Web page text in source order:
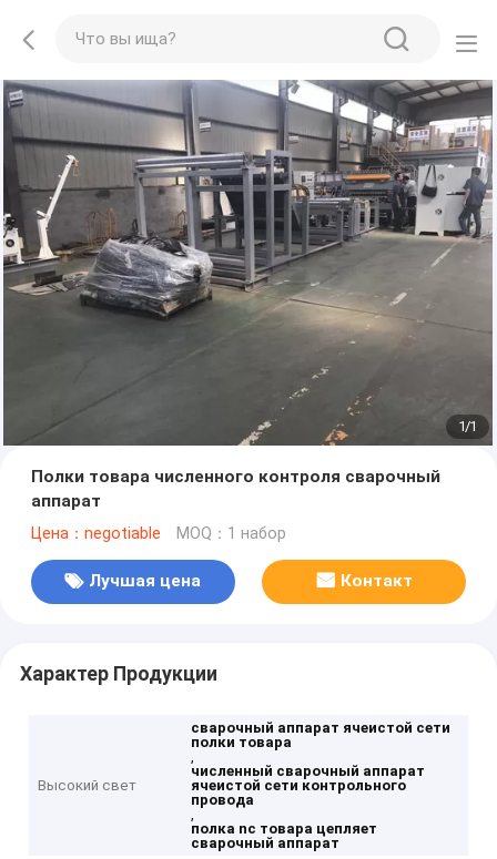
1/1
Полки товара численного контроля сварочный
аппарат
Цена：negotiable MOQ：1 набор
Лучшая цена Контакт
Характер Продукции
Высокий свет
сварочный аппарат ячеистой сети
полки товара
,
численный сварочный аппарат
ячеистой сети контрольного
провода
,
полка nc товара цепляет
сварочный аппарат